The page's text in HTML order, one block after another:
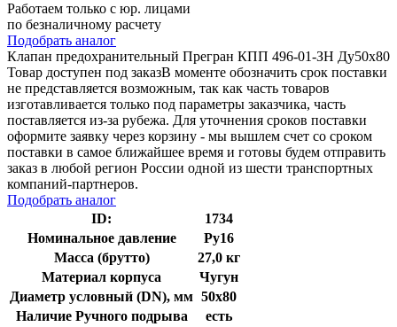
Работаем только с юр. лицами
по безналичному расчету
Подобрать аналог
Клапан предохранительный Прегран КПП 496-01-ЗН Ду50х80
Товар доступен под заказВ моменте обозначить срок поставки
не представляется возможным, так как часть товаров
изготавливается только под параметры заказчика, часть
поставляется из-за рубежа. Для уточнения сроков поставки
оформите заявку через корзину - мы вышлем счет со сроком
поставки в самое ближайшее время и готовы будем отправить
заказ в любой регион России одной из шести транспортных
компаний-партнеров.
Подобрать аналог
ID:
1734
Номинальное давление
Ру16
Масса (брутто)
27,0 кг
Материал корпуса
Чугун
Диаметр условный (DN), мм 50х80
Наличие Ручного подрыва
есть